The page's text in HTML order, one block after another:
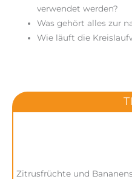
verwendet werden?
Was gehört alles zur
Wie läuft die
Zitrusfrüchte und